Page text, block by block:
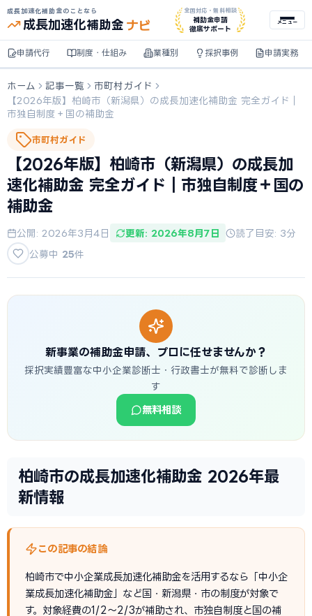
成長加速化補助金のことなら
成長加速化補助金 ナビ
全国対応・無料相談
補助金申請
徹底サポート
メニュー
申請代行 制度・仕組み 業種別 採択事例 申請実務
ホーム 記事一覧
市町村ガイド
【2026年版】柏崎市（新潟県）の成長加速化補助金 完全ガイド｜
市独自制度＋国の補助金
市町村ガイド
【2026年版】柏崎市（新潟県）の成長加
速化補助金 完全ガイド｜市独自制度＋国の
補助金
公開: 2026年3月4日 更新: 2026年8月7日
読了目安: 3分
公募中 25件
新事業の補助金申請、プロに任せませんか？
採択実績豊富な中小企業診断士・行政書士が無料で診断しま
す
無料相談
柏崎市の成長加速化補助金 2026年最
新情報
この記事の結論
柏崎市で中小企業成長加速化補助金を活用するなら「中小企
業成長加速化補助金」など国・新潟県・市の制度が対象で
す。対象経費の1/2〜2/3が補助され、市独自制度と国の補